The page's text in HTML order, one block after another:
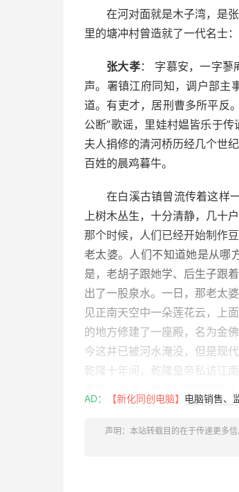
在河对面就是木子湾，是
里的塘冲村曾造就了一代名士：
张大孝： 字慕安，一字蓼
声。署镇江府同知，调户部主
道。有吏才，居刑曹多所平反
公断”歌谣，里娃村媪皆乐于
夫人捐修的清河桥历经几个世
百姓的晨鸡暮牛。
在白溪古镇曾流传着这样
上树木丛生，十分清静，几十
那个时候，人们已经开始制作
老太婆。人们不知道她是从哪
是，老胡子跟她学、后生子跟
出了一股泉水。一日，那老太
见正南天空中一朵莲花云，上
的地方修建了一座殿，名为金
今这井已被河水淹没，但是现
乾隆十年间，乾隆皇帝私访江
盘”。店主又送上三盘，乾隆
忙问店主。店主一一讲明，翰
AD： 【新化同创电脑】 电脑销售、
声明：本站转载目的在于传递更多